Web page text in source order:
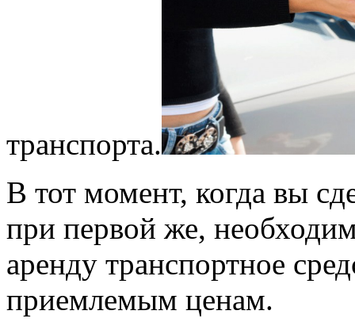
транспорта.
В тот момент, когда вы
при первой же,
аренду транспортное
приемлемым ценам.